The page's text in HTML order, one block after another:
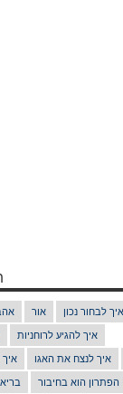
אור איך לבחור נכון
איך להגיע לרוחניות
איך לנצח את האגו
הפתרון הוא בחיבור